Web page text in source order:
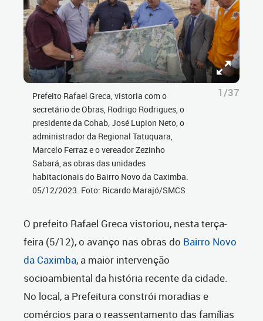
Prefeito Rafael Greca, vistoria com o
secretário de Obras, Rodrigo Rodrigues, o
presidente da Cohab, José Lupion Neto, o
administrador da Regional Tatuquara,
Marcelo Ferraz e o vereador Zezinho
Sabará, as obras das unidades
habitacionais do Bairro Novo da Caximba.
05/12/2023. Foto: Ricardo Marajó/SMCS
1/37
O prefeito Rafael Greca vistoriou, nesta terça-
feira (5/12), o avanço nas obras do Bairro Novo
da Caximba, a maior intervenção
socioambiental da história recente da cidade.
No local, a Prefeitura constrói moradias e
comércios para o reassentamento das famílias